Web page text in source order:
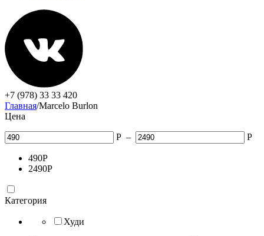
+7 (978) 33 33 420
Главная/Marcelo Burlon
Цена
Р – Р
490Р
2490Р
Категория
Худи